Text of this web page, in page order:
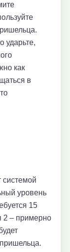
ударьте,
как
в
системой
уровень
15
2 – примерно